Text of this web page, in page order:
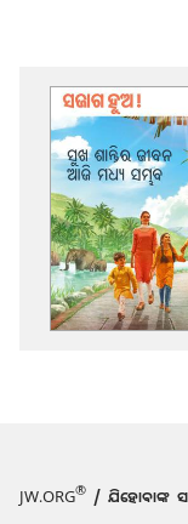
JW.ORG® / ଯିହୋବାଙ୍କ